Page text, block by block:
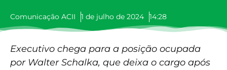
Comunicação ACII 1 de julho de 2024 14:28
Executivo chega para a posição ocupada
por Walter Schalka, que deixa o cargo após